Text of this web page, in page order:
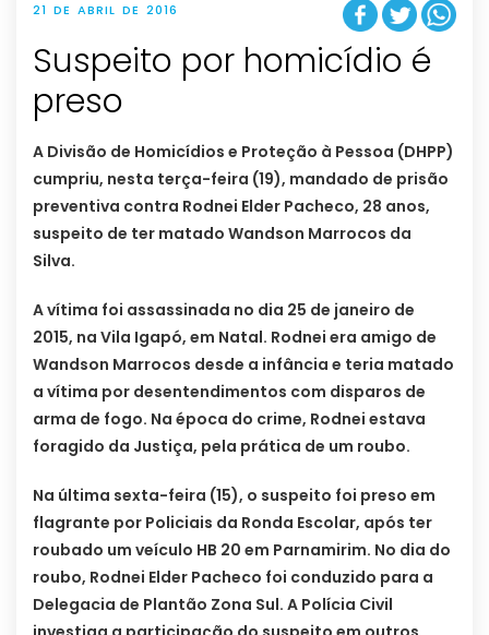
21 DE ABRIL DE 2016
Suspeito por homicídio é
A Divisão de Homicídios e Proteção à Pessoa (DHPP)
cumpriu, nesta terça-feira (19), mandado de prisão
preventiva contra Rodnei Elder Pacheco, 28 anos,
suspeito de ter matado Wandson Marrocos da
Silva.
A vítima foi assassinada no dia 25 de janeiro de
2015, na Vila Igapó, em Natal. Rodnei era amigo de
Wandson Marrocos desde a infância e teria matado
a vítima por desentendimentos com disparos de
arma de fogo. Na época do crime, Rodnei estava
foragido da Justiça, pela prática de um roubo.
Na última sexta-feira (15), o suspeito foi preso em
flagrante por Policiais da Ronda Escolar, após ter
roubado um veículo HB 20 em Parnamirim. No dia do
roubo, Rodnei Elder Pacheco foi conduzido para a
Delegacia de Plantão Zona Sul. A Polícia Civil